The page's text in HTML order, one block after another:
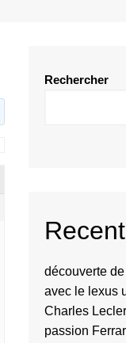
Rechercher
découverte de
avec le lexus
Charles
passion